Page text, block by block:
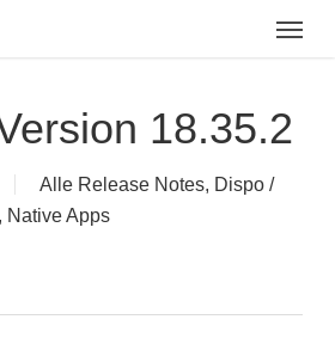
Menu
18.35.2
Alle Release Notes, Dispo /
, Native Apps